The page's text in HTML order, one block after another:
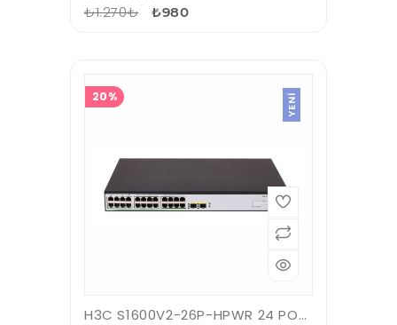
₺1.270₺ ₺980
20% YENI
H3C S1600V2-26P-HPWR 24 PORT 10/100/1000 370W POE +2SFP Yönetilebilir Swıtch